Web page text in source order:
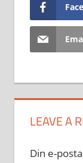
LEAVE A
Din e-